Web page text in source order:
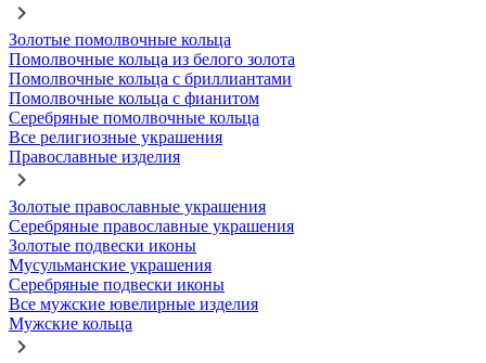
Золотые помолвочные кольца
Помолвочные кольца из белого золота
Помолвочные кольца с бриллиантами
Помолвочные кольца с фианитом
Серебряные помолвочные кольца
Все религиозные украшения
Православные изделия
Золотые православные украшения
Серебряные православные украшения
Золотые подвески иконы
Мусульманские украшения
Серебряные подвески иконы
Все мужские ювелирные изделия
Мужские кольца